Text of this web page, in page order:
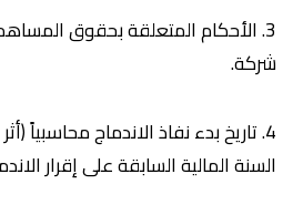
3. الأحكام المتعلقة بحقوق
شركة.
4. تاريخ بدء نفاذ الاندماج محاسبياً
السنة المالية السابقة على إقرار